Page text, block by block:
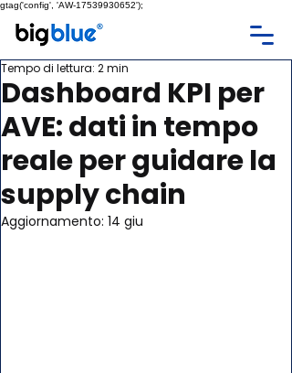
gtag('config', 'AW-17539930652');
Dashboard KPI per
AVE: dati in tempo
reale per guidare la
supply chain
Tempo di lettura: 2 min
Aggiornamento: 14 giu